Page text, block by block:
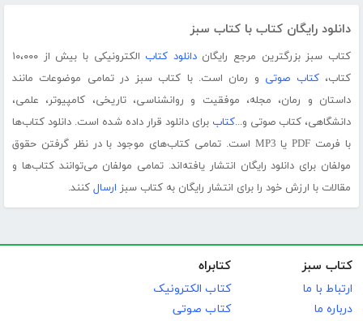
دانلود رایگان کتاب با کتاب سبز
کتاب سبز بزرگترین مرجع رایگاندانلود کتاب
الکترونیکی با بیش از ۱۰،۰۰۰
کتاب،کتاب صوتی و رمان است. با کتاب سبز در تمامی موضوعات مانند
داستان و رمان، مجله، موفقیت و روانشناسی، تاریخی، کامپیوتر، علمی،
دانشگاهی، کتاب صوتی و...کتاب برای دانلود قرار داده شده است. دانلود کتاب‌ها
با فرمت PDF یا MP3 است. تمامی کتاب‌های موجود با در نظر گرفتن حقوق
مولفان برای دانلود رایگان انتشار یافته‌اند. تمامی مولفان می‌توانند کتاب‌ها و
مقالات با ارزش خود را برای انتشار رایگان به کتاب سبز ارسال کنند.
کتاب سبز
ارتباط با ما
درباره ما
کتابراه
کتاب الکترونیک
کتاب صوتی